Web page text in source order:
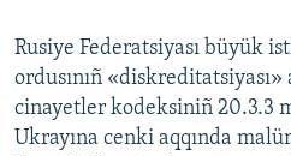
Rusiye Federatsiyası büyük
ordusınıñ
cinayetler kodeksiniñ 20.3.3
Ukrayına cenki aqqında